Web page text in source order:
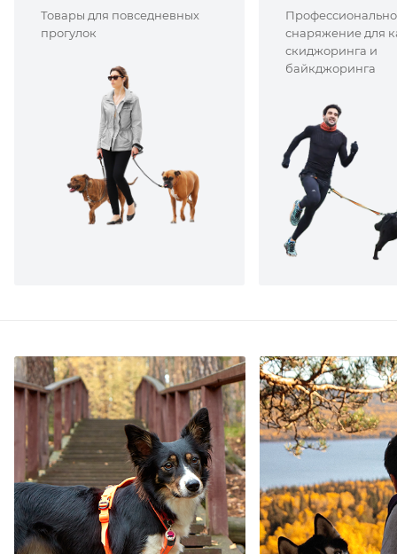
Товары для повседневных
прогулок
снаряжение для
скиджоринга и
байкджоринга